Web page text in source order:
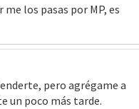
los pasas por MP, es
pero agrégame a
un poco más tarde.